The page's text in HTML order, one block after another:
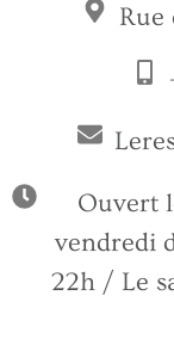
Rue
Ouvert
vendredi
22h / Le